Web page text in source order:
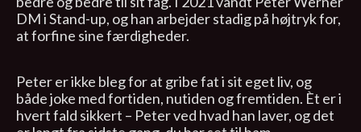
DM i Stand-up, og han arbejder stadig på højtryk for,
at forfine sine færdigheder.
Peter er ikke bleg for at gribe fat i sit eget liv, og
både joke med fortiden, nutiden og fremtiden. Èt er i
hvert fald sikkert – Peter ved hvad han laver, og det